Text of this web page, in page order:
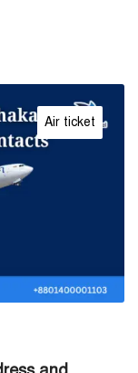
Air ticket